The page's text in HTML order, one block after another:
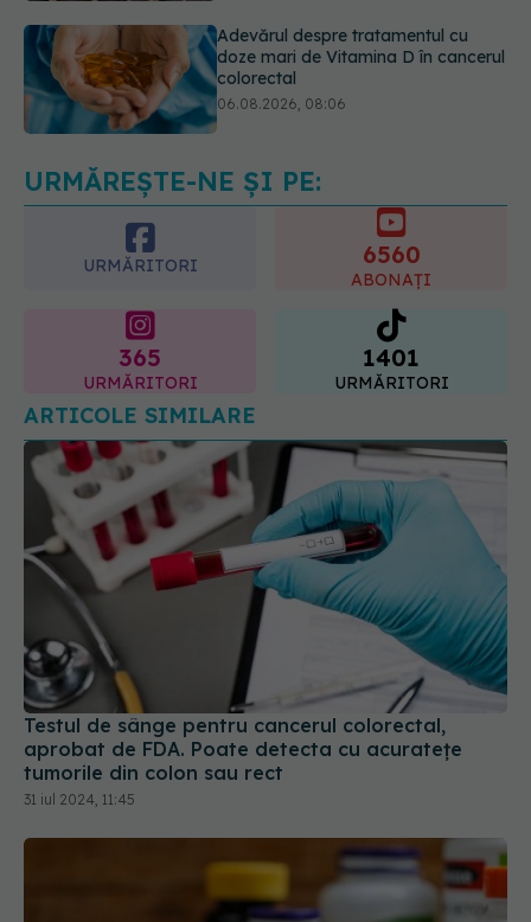
Trei lucruri pe care trebuie să le faci
după 45 de ani ca să întârzii
URMĂREȘTE-NE ȘI PE:
URMĂRITORI 6560
ABONAȚI
365
URMĂRITORI
1401
URMĂRITORI
ARTICOLE SIMILARE
Testul de sânge pentru cancerul colorectal,
aprobat de FDA. Poate detecta cu acuratețe
tumorile din colon sau rect
31 iul 2024, 11:45